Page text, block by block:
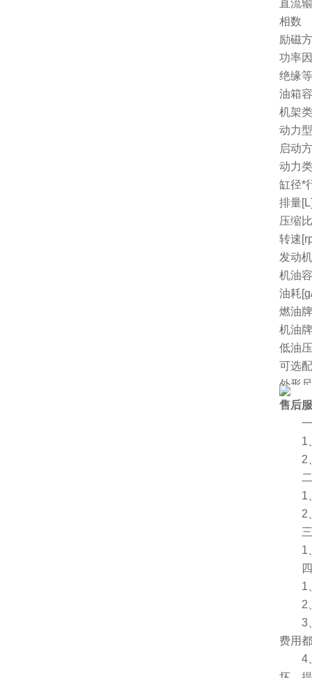
直流
相数
励磁
功率
绝缘
油箱
机架
动力
启动
动力
缸径*
排量
压缩比
转速
发动
机油
油耗
燃油
机油
低油
可选
外形
净重
厂家
售后
一
1、
2、
二
1、
2、
三
1、
四
1、
2、
3、
费用
4、